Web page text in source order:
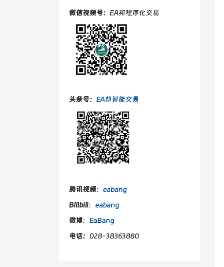
微信视频号： EA邦程序化交易
头条号： EA邦智能交易
腾讯视频： eabang
Bilibili： eabang
微博： EaBang
电话： 028-38363880